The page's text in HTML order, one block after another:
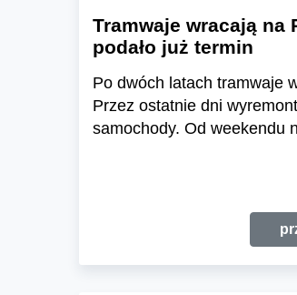
Tramwaje wracają na
podało już termin
Po dwóch latach tramwaje
Przez ostatnie dni
samochody. Od weekendu